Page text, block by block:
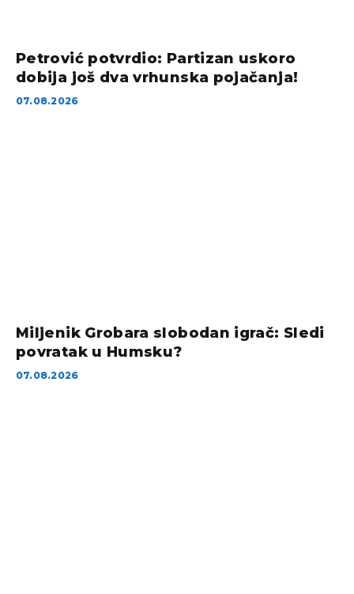
Petrović potvrdio: Partizan uskoro
dobija još dva vrhunska pojačanja!
07.08.2026
Miljenik Grobara slobodan igrač: Sledi
povratak u Humsku?
07.08.2026